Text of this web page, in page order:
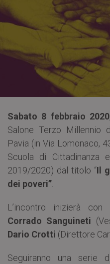
Sabato 8 febbraio 2020,
Salone Terzo Millennio
Pavia (in Via Lomonaco,
Scuola di Cittadinanza
2019/2020) dal titolo “Il
dei poveri”
L’incontro inizierà con
Corrado Sanguineti
Dario Crotti (Direttore
Seguiranno una serie